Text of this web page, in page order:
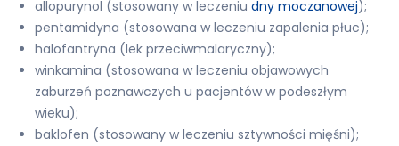
allopurynol (stosowany w leczeniu dny moczanowej);
pentamidyna (stosowana w leczeniu zapalenia płuc);
halofantryna (lek przeciwmalaryczny);
winkamina (stosowana w leczeniu objawowych
zaburzeń poznawczych u pacjentów w podeszłym
wieku);
baklofen (stosowany w leczeniu sztywności mięśni);